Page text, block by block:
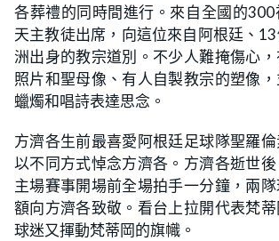
各葬禮的同時間進行。來自全國的
天主教徒出席，向這位來自阿根廷、
洲出身的教宗道別。不少人難掩傷心
照片和聖母像、有人自製教宗的塑像
蠟燭和唱詩表達思念。
方濟各生前最喜愛阿根廷足球隊聖羅
以不同方式悼念方濟各。方濟各逝世
主場賽事開場前全場拍手一分鐘，兩
額向方濟各致敬。看台上拉開代表梵蒂
球迷又揮動梵蒂岡的旗幟。